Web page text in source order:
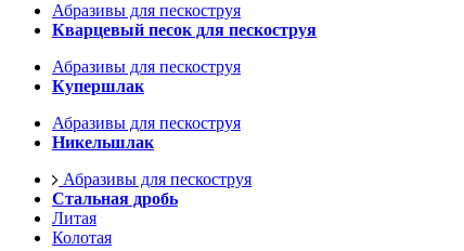
Абразивы для пескоструя
Кварцевый песок для пескоструя
Абразивы для пескоструя
Купершлак
Абразивы для пескоструя
Никельшлак
Абразивы для пескоструя
Стальная дробь
Литая
Колотая